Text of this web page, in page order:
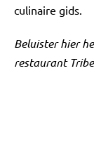
culinaire gids.
Beluister hier
restaurant